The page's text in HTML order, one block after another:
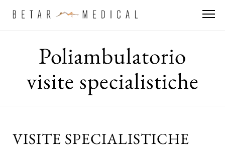
Poliambulatorio
visite specialistiche
VISITE SPECIALISTICHE